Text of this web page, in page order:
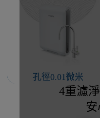
孔徑0.01微米
4重濾